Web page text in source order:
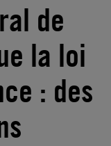
de
la loi
: des